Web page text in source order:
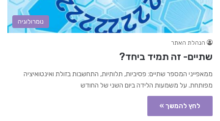
נומרולוגיה
הנהלת האתר
שתיים- זה תמיד ביחד?
ממאפייני המספר שתיים: פסיביות, תלותיות, התחשבות בזולת ואינטואיציה
מפותחת. על משמעות הלידה ביום השני של החודש
לחץ להמשך »